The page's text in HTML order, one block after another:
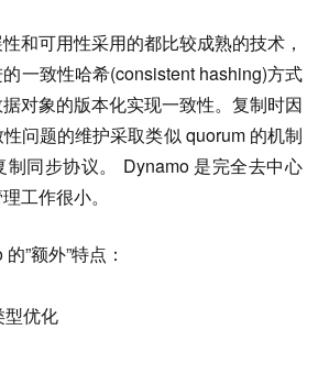
和可用性采用的都比较成熟的技术，
一致性哈希(consistent hashing)方式
对象的版本化实现一致性。复制时因
问题的维护采取类似 quorum 的机制
制同步协议。 Dynamo 是完全去中心
工作很小。
”额外”特点：
型优化